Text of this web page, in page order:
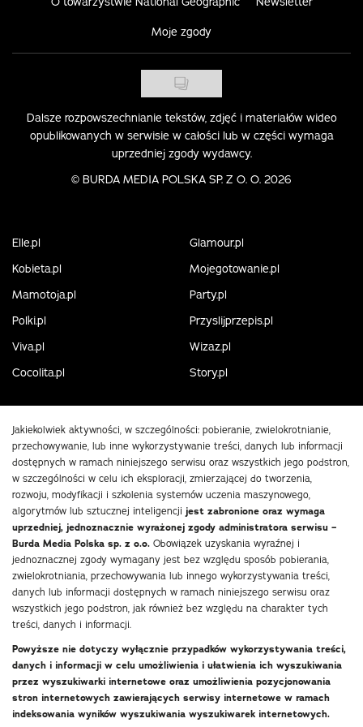
Moje zgody
Dalsze rozpowszechnianie tekstów, zdjęć i materiałów wideo
opublikowanych w serwisie w całości lub w części wymaga
uprzedniej zgody wydawcy.
© BURDA MEDIA POLSKA SP. Z O. O. 2026
Elle.pl
Glamour.pl
Kobieta.pl
Mojegotowanie.pl
Mamotoja.pl
Party.pl
Polki.pl
Przyslijprzepis.pl
Viva.pl
Wizaz.pl
Cocolita.pl
Story.pl
Jakiekolwiek aktywności, w szczególności: pobieranie, zwielokrotnianie,
przechowywanie, lub inne wykorzystywanie treści, danych lub informacji
dostępnych w ramach niniejszego serwisu oraz wszystkich jego podstron,
w szczególności w celu ich eksploracji, zmierzającej do tworzenia,
rozwoju, modyfikacji i szkolenia systemów uczenia maszynowego,
algorytmów lub sztucznej inteligencji jest zabronione oraz wymaga
uprzedniej, jednoznacznie wyrażonej zgody administratora serwisu –
Burda Media Polska sp. z o.o. Obowiązek uzyskania wyraźnej i
jednoznacznej zgody wymagany jest bez względu sposób pobierania,
zwielokrotniania, przechowywania lub innego wykorzystywania treści,
danych lub informacji dostępnych w ramach niniejszego serwisu oraz
wszystkich jego podstron, jak również bez względu na charakter tych
treści, danych i informacji.
Powyższe nie dotyczy wyłącznie przypadków wykorzystywania treści,
danych i informacji w celu umożliwienia i ułatwienia ich wyszukiwania
przez wyszukiwarki internetowe oraz umożliwienia pozycjonowania
stron internetowych zawierających serwisy internetowe w ramach
indeksowania wyników wyszukiwania wyszukiwarek internetowych.